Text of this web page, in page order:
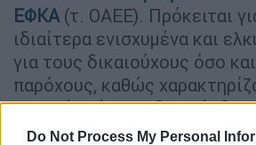
Do Not Process My Personal
ΕΦΚΑ (τ. ΟΑΕΕ). Πρόκειται
ιδιαίτερα ενισχυμένα και
για τους δικαιούχους όσο
παρόχους, καθώς
μειωμένη έως μηδενική
στο κόστος της